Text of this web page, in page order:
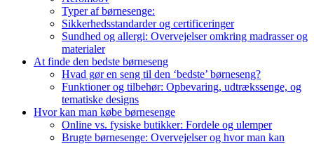
Typer af børnesenge:
Sikkerhedsstandarder og certificeringer
Sundhed og allergi: Overvejelser omkring madrasser og
materialer
At finde den bedste børneseng
Hvad gør en seng til den ‘bedste’ børneseng?
Funktioner og tilbehør: Opbevaring, udtrækssenge, og
tematiske designs
Hvor kan man købe børnesenge
Online vs. fysiske butikker: Fordele og ulemper
Brugte børnesenge: Overvejelser og hvor man kan